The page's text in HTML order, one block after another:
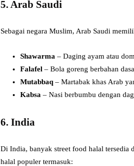
5. Arab Saudi
Sebagai negara Muslim, Arab Saudi
Shawarma – Daging ayam atau
Falafel – Bola goreng berbahan
Mutabbaq – Martabak khas Arab
Kabsa – Nasi berbumbu dengan
6. India
Di India, banyak street food halal tersedia
halal populer termasuk: